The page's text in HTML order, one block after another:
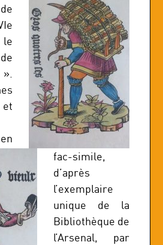
fac-simile,
d’après
l’exemplaire
unique de la
Bibliothèque de
l’Arsenal, par